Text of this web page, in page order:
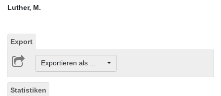
Luther, M.
Export
Exportieren als ...
Statistiken